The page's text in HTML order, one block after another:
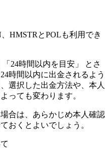
HMSTRとPOLも利用でき
24時間以内を目安」 とさ
時間以内に出金されるよう
選択した出金方法や、本人
っても変わります。
合は、あらかじめ本人確認
おくとよいでしょう。